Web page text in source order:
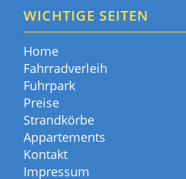
WICHTIGE SEITEN
Home
Fahrradverleih
Fuhrpark
Preise
Strandkörbe
Appartements
Kontakt
Impressum